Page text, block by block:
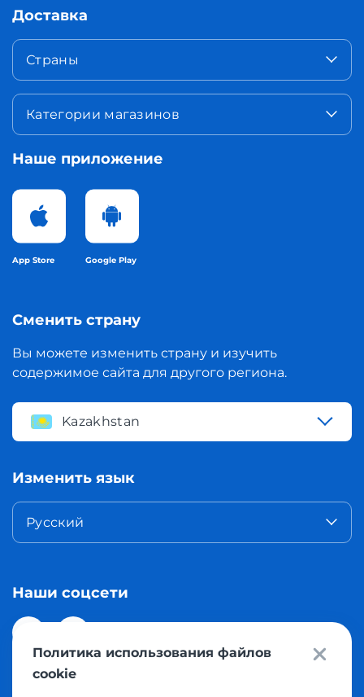
Доставка
Страны
Категории магазинов
Наше приложение
App Store Google Play
Сменить страну
Вы можете изменить страну и изучить
содержимое сайта для другого региона.
Kazakhstan
Изменить язык
Русский
Наши соцсети
Политика использования файлов
cookie